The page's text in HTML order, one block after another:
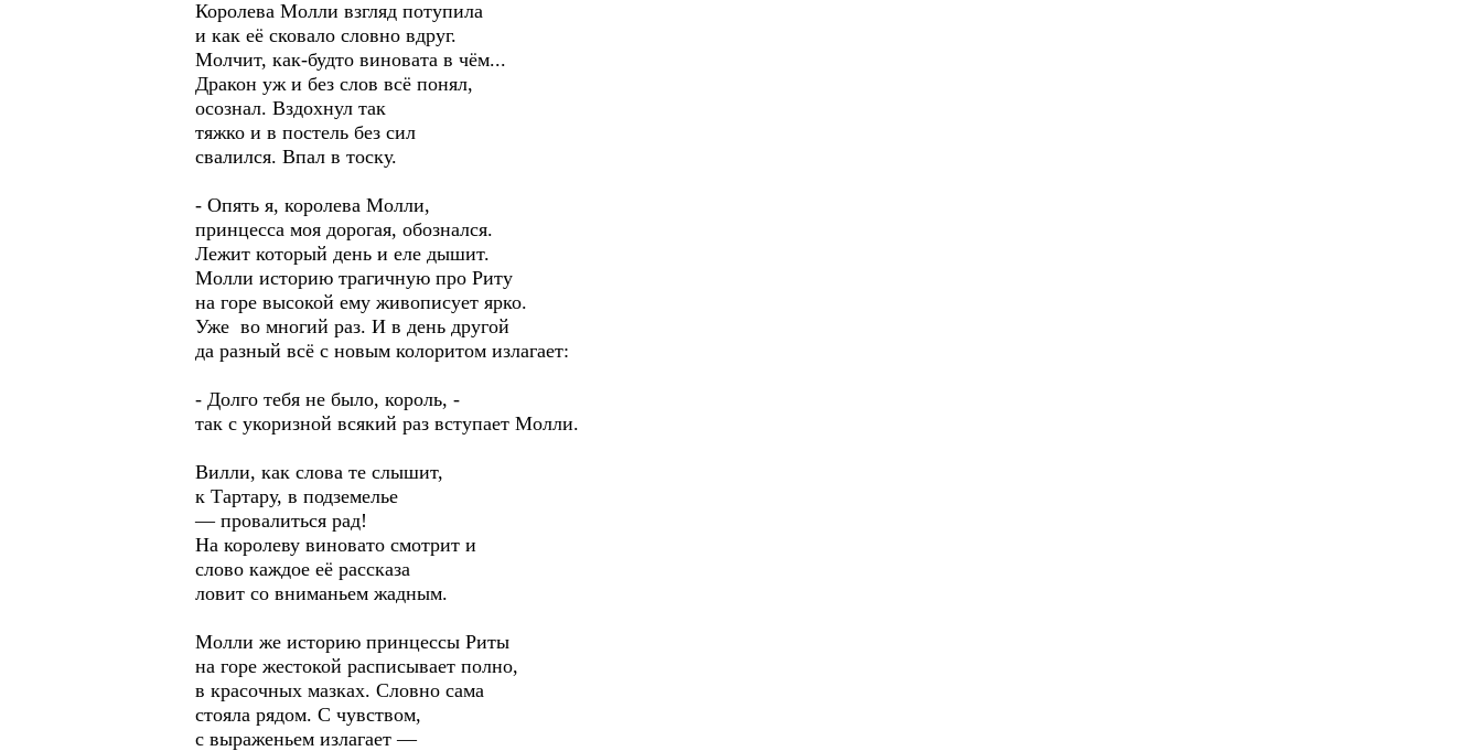
Королева Молли взгляд потупила
и как её сковало словно вдруг.
Молчит, как-будто виновата в чём...
Дракон уж и без слов всё понял,
осознал. Вздохнул так
тяжко и в постель без сил
свалился. Впал в тоску.
- Опять я, королева Молли,
принцесса моя дорогая, обознался.
Лежит который день и еле дышит.
Молли историю трагичную про Риту
на горе высокой ему живописует ярко.
Уже во многий раз. И в день другой
да разный всё с новым колоритом излагает:
- Долго тебя не было, король, -
так с укоризной всякий раз вступает Молли.
Вилли, как слова те слышит,
к Тартару, в подземелье
— провалиться рад!
На королеву виновато смотрит и
слово каждое её рассказа
ловит со вниманьем жадным.
Молли же историю принцессы Риты
на горе жестокой расписывает полно,
в красочных мазках. Словно сама
стояла рядом. С чувством,
с выраженьем излагает —